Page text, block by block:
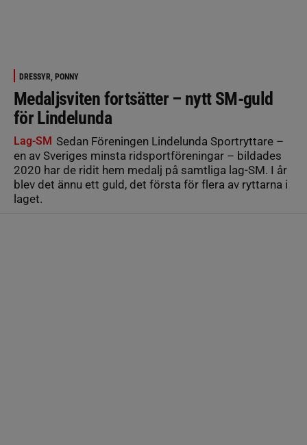
DRESSYR, PONNY
Medaljsviten fortsätter – nytt SM-guld
för Lindelunda
Lag-SM Sedan Föreningen Lindelunda Sportryttare –
en av Sveriges minsta ridsportföreningar – bildades
2020 har de ridit hem medalj på samtliga lag-SM. I år
blev det ännu ett guld, det första för flera av ryttarna i
laget.